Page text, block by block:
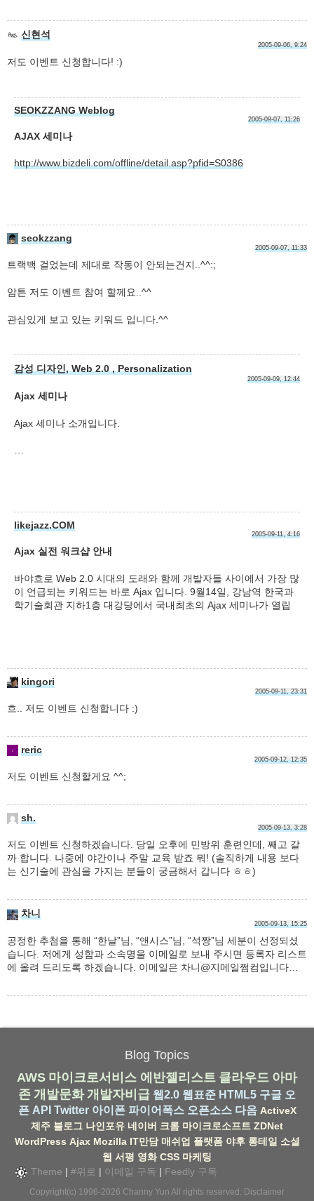
신현석
2005-09-06, 9:24
저도 이벤트 신청합니다! :)
SEOKZZANG Weblog
2005-09-07, 11:26
AJAX 세미나
http://www.bizdeli.com/offline/detail.asp?pfid=S0386
seokzzang
2005-09-07, 11:33
트랙백 걸었는데 제대로 작동이 안되는건지..^^:;
암튼 저도 이벤트 참여 할께요..^^
관심있게 보고 있는 키워드 입니다.^^
감성 디자인, Web 2.0 , Personalization
2005-09-09, 12:44
Ajax 세미나
Ajax 세미나 소개입니다.
likejazz.COM
2005-09-11, 4:16
Ajax 실전 워크샵 안내
바야흐로 Web 2.0 시대의 도래와 함께 개발자들 사이에서 가장 많
이 언급되는 키워드는 바로 Ajax 입니다. 9월14일, 강남역 한국과
학기술회관 지하1층 대강당에서 국내최초의 Ajax 세미나가 열립
kingori
2005-09-11, 23:31
흐.. 저도 이벤트 신청합니다 :)
reric
2005-09-12, 12:35
저도 이벤트 신청할게요 ^^;
sh.
2005-09-13, 3:28
저도 이벤트 신청하겠습니다. 당일 오후에 민방위 훈련인데, 째고 갈
까 합니다. 나중에 야간이나 주말 교육 받죠 뭐! (솔직하게 내용 보다
는 신기술에 관심을 가지는 분들이 궁금해서 갑니다 ㅎㅎ)
차니
2005-09-13, 15:25
공정한 추첨을 통해 “한날”님, “앤시스”님, “석짱”님 세분이 선정되셨
습니다. 저에게 성함과 소속명을 이메일로 보내 주시면 등록자 리스트
에 올려 드리도록 하겠습니다. 이메일은 차니@지메일쩜컴입니다…
Blog Topics
AWS 마이크로서비스 에반젤리스트 클라우드 아마
존 개발문화 개발자비급 웹2.0 웹표준 HTML5 구글 오
픈 API Twitter 아이폰 파이어폭스 오픈소스 다음 ActiveX
제주 블로그 나인포유 네이버 크롬 마이크로소프트 ZDNet
WordPress Ajax Mozilla IT만담 매쉬업 플랫폼 야후 롱테일 소셜
웹 서평 영화 CSS 마케팅
Theme | #위로 | 이메일 구독 | Feedly 구독
Copyright(c) 1996-2026 Channy Yun All rights reserved. Disclaimer